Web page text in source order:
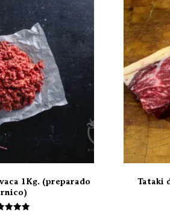
1Kg. (preparado
Tataki